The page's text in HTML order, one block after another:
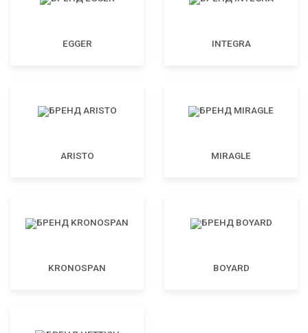
EGGER INTEGRA
ARISTO MIRAGLE
KRONOSPAN BOYARD